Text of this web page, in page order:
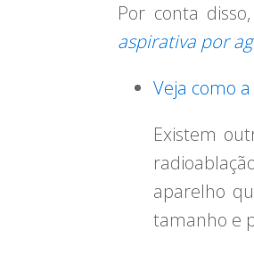
Por conta
aspirativa por
Veja como
Existem
aparelho
tamanho e